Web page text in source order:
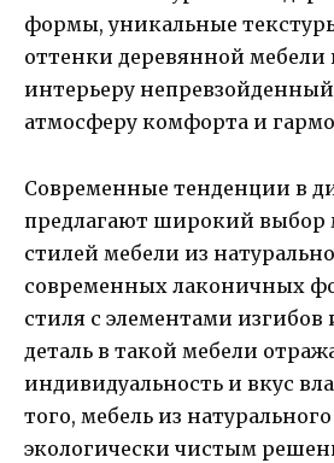
формы, уникальные
оттенки деревянной
интерьеру
атмосферу комфорта и
Современные тенденции в
предлагают широкий выбор
стилей мебели из
современных лаконичных
стиля с элементами изгибов
деталь в такой мебели
индивидуальность и вкус
того, мебель из
экологически чистым